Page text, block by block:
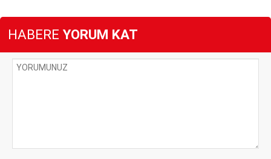
HABERE YORUM KAT